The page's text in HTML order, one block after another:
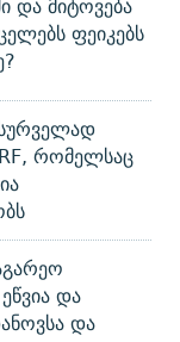
ფეიკებს
რომელსაც
და
და